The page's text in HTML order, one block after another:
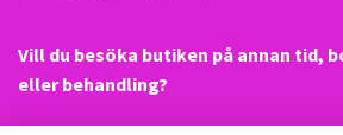
Vill du besöka butiken på annan tid,
eller behandling?